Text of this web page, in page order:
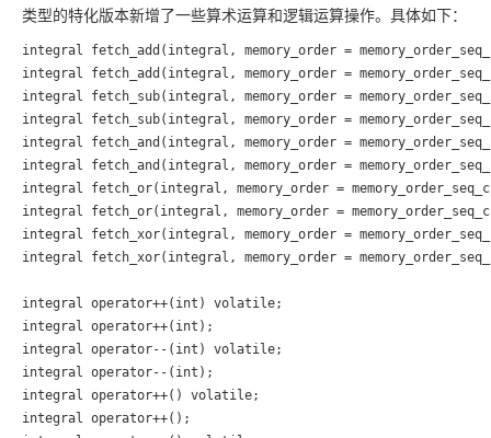
类型的特化版本新增了一些算术运算和逻辑运算操作。具体如下：
integral fetch_add(integral, memory_order =
integral fetch_add(integral, memory_order =
integral fetch_sub(integral, memory_order =
integral fetch_sub(integral, memory_order =
integral fetch_and(integral, memory_order =
integral fetch_and(integral, memory_order =
integral fetch_or(integral, memory_order =
integral fetch_or(integral, memory_order =
integral fetch_xor(integral, memory_order =
integral fetch_xor(integral, memory_order =
integral operator++(int) volatile;
integral operator++(int);
integral operator--(int) volatile;
integral operator--(int);
integral operator++() volatile;
integral operator++();